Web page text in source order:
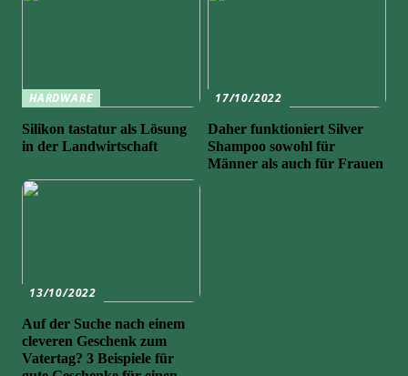
HARDWARE
Silikon tastatur als Lösung
in der Landwirtschaft
17/10/2022
Daher funktioniert Silver
Shampoo sowohl für
Männer als auch für Frauen
13/10/2022
Auf der Suche nach einem
cleveren Geschenk zum
Vatertag? 3 Beispiele für